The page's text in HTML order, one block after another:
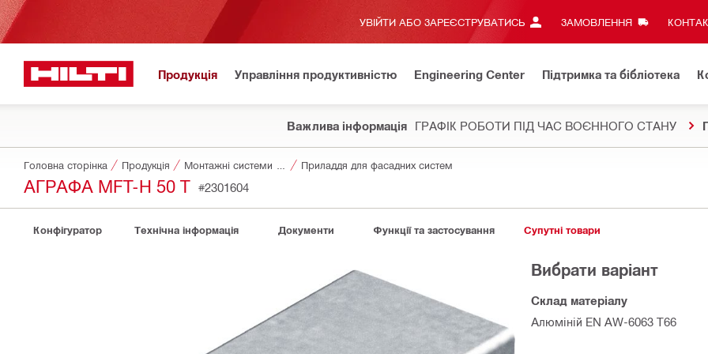
УВІЙТИ АБО ЗАРЕЄСТРУВАТИСЬ ЗАМОВЛЕННЯ
Продукція Управління продуктивністю Engineering Center Підтримка та бібліотека
Важлива інформація ГРАФІК РОБОТИ ПІД ЧАС ВОЄННОГО СТАНУ
Головна сторінка Продукція Приладдя для фасадних систем
АГРАФА MFT-H 50 T #2301604
Конфігуратор Технічна інформація Документи Функції та застосування Супутні товари
Вибрати варіант
Склад матеріалу
Алюміній EN AW-6063 T66